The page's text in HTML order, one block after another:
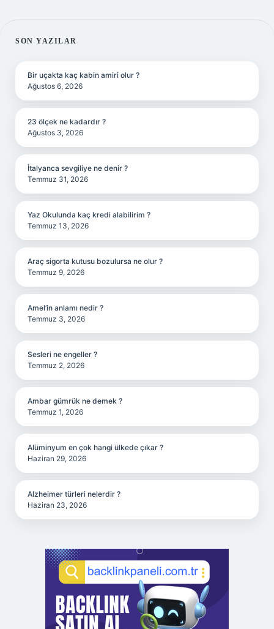
SIDEBAR
SON YAZILAR
Bir uçakta kaç kabin amiri olur ?
Ağustos 6, 2026
23 ölçek ne kadardır ?
Ağustos 3, 2026
İtalyanca sevgiliye ne denir ?
Temmuz 31, 2026
Yaz Okulunda kaç kredi alabilirim ?
Temmuz 13, 2026
Araç sigorta kutusu bozulursa ne olur ?
Temmuz 9, 2026
Amel’in anlamı nedir ?
Temmuz 3, 2026
Sesleri ne engeller ?
Temmuz 2, 2026
Ambar gümrük ne demek ?
Temmuz 1, 2026
Alüminyum en çok hangi ülkede çıkar ?
Haziran 29, 2026
Alzheimer türleri nelerdir ?
Haziran 23, 2026